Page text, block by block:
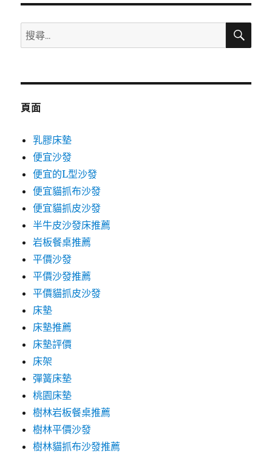
分
頁
搜
尋
鍵
搜
頁面
乳膠床墊
便宜沙發
便宜的L型沙發
便宜貓抓布沙發
便宜貓抓皮沙發
半牛皮沙發床推薦
岩板餐桌推薦
平價沙發
平價沙發推薦
平價貓抓皮沙發
床墊
床墊推薦
床墊評價
床架
彈簧床墊
桃園床墊
樹林岩板餐桌推薦
樹林平價沙發
樹林貓抓布沙發推薦